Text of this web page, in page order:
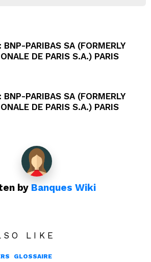
PARIBAS SA (FORMERLY
DE PARIS S.A.) PARIS
PARIBAS SA (FORMERLY
DE PARIS S.A.) PARIS
by Banques Wiki
LIKE
GLOSSAIRE